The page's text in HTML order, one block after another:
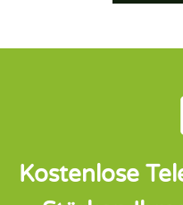
Kostenlose